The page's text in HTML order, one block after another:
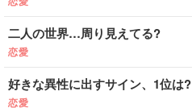
二人の世界…周り見えてる?
恋愛
好きな異性に出すサイン、1位は?
恋愛